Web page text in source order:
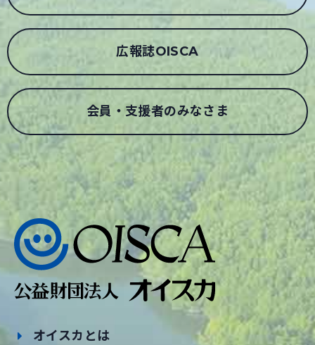
広報誌OISCA
会員・支援者のみなさま
オイスカとは